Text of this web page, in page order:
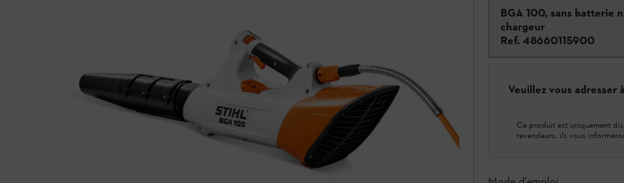
BGA 100, sans batterie
chargeur
Ref. 48660115900
Veuillez vous adresser
Ce produit est uniquement
revendeurs, ils vous